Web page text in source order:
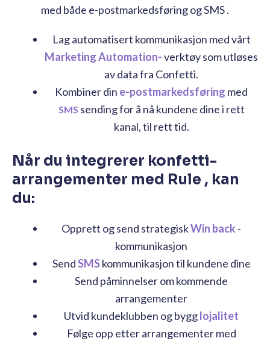
med både e-postmarkedsføring og SMS .
Lag automatisert kommunikasjon med vårt
Marketing Automation-verktøy som utløses
av data fra Confetti.
Kombiner din e-postmarkedsføring med
SMS sending for å nå kundene dine i rett
kanal, til rett tid.
Når du integrerer konfetti-
arrangementer med Rule , kan
du:
Opprett og send strategiskWin back-
kommunikasjon
SendSMS kommunikasjon til kundene dine
Send påminnelser om kommende
arrangementer
Utvid kundeklubben og bygglojalitet
Følge opp etter arrangementer med